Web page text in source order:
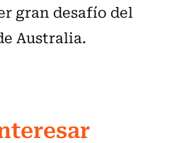
gran desafío del
Australia.